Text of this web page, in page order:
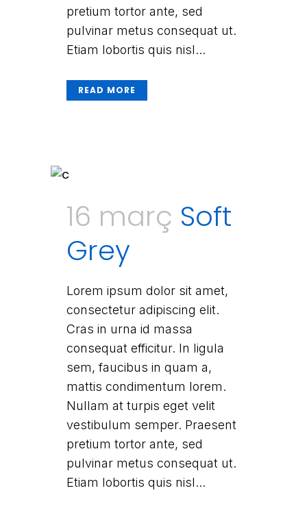
pretium tortor ante, sed
pulvinar metus consequat ut.
Etiam lobortis quis nisl...
READ MORE
16 març Soft
Grey
Lorem ipsum dolor sit amet,
consectetur adipiscing elit.
Cras in urna id massa
consequat efficitur. In ligula
sem, faucibus in quam a,
mattis condimentum lorem.
Nullam at turpis eget velit
vestibulum semper. Praesent
pretium tortor ante, sed
pulvinar metus consequat ut.
Etiam lobortis quis nisl...